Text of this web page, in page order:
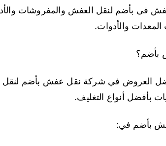
في بأضم لنقل العفش والمفروشات
والأدوات.
بأضم؟
العروض في شركة نقل عفش بأضم لنقل
بأفضل أنواع التغليف.
بأضم في: